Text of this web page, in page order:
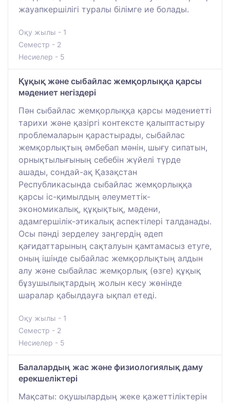
жауапкершілігі туралы білімге ие болады.
Оқу жылы - 1
Семестр - 2
Несиелер - 5
Құқық және сыбайлас жемқорлыққа қарсы
мәдениет негіздері
Пән сыбайлас жемқорлыққа қарсы мәдениетті
тарихи және қазіргі контексте қалыптастыру
проблемаларын қарастырады, сыбайлас
жемқорлықтың әмбебап мәнін, шығу сипатын,
орнықтылығының себебін жүйелі түрде
ашады, сондай-ақ Қазақстан
Республикасында сыбайлас жемқорлыққа
қарсы іс-қимылдың әлеуметтік-
экономикалық, құқықтық, мәдени,
адамгершілік-этикалық аспектілері талданады.
Осы пәнді зерделеу заңгердің әдеп
қағидаттарының сақталуын қамтамасыз етуге,
оның ішінде сыбайлас жемқорлықтың алдын
алу және сыбайлас жемқорлық (өзге) құқық
бұзушылықтардың жолын кесу жөнінде
шаралар қабылдауға ықпал етеді.
Оқу жылы - 1
Семестр - 2
Несиелер - 5
Балалардың жас және физиологиялық даму
ерекшеліктері
Мақсаты: оқушылардың жеке қажеттіліктерін